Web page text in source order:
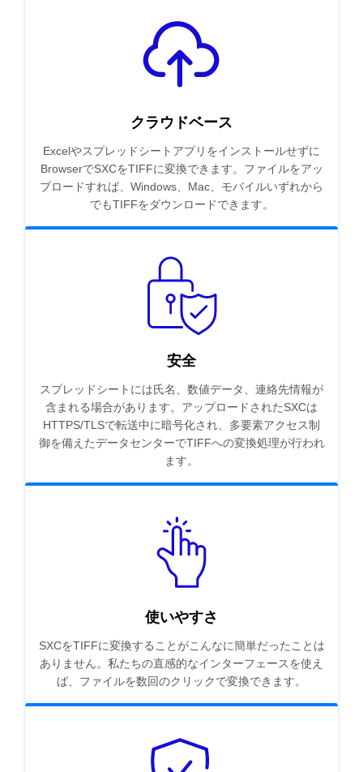
クラウドベース
Excelやスプレッドシートアプリをインストールせずに
BrowserでSXCをTIFFに変換できます。ファイルをアッ
プロードすれば、Windows、Mac、モバイルいずれから
でもTIFFをダウンロードできます。
安全
スプレッドシートには氏名、数値データ、連絡先情報が
含まれる場合があります。アップロードされたSXCは
HTTPS/TLSで転送中に暗号化され、多要素アクセス制
御を備えたデータセンターでTIFFへの変換処理が行われ
ます。
使いやすさ
SXCをTIFFに変換することがこんなに簡単だったことは
ありません。私たちの直感的なインターフェースを使え
ば、ファイルを数回のクリックで変換できます。